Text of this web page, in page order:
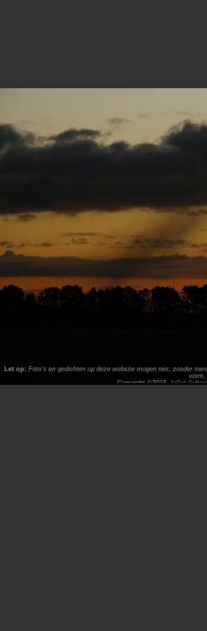
Let op: Foto's en gedichten op deze website mogen niet, zonder
vorm,
Copyright ©2023,
ArPat